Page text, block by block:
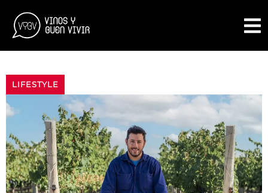
LIFESTYLE